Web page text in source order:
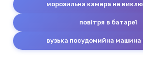
морозильна камера не
повітря в батареї
вузька посудомийна машина